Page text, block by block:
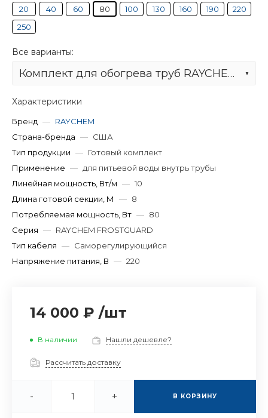
20 40 60 80 100 130 160 190
220
250
Все варианты:
Комплект для обогрева труб RAYCHEM FROSTGUARD-8M
Характеристики
Бренд — RAYCHEM
Страна-бренда — США
Тип продукции — Готовый комплект
Применение — для питьевой воды внутрь трубы
Линейная мощность, Вт/м — 10
Длина готовой секции, М
— 8
Потребляемая мощность, Вт — 80
Серия — RAYCHEM FROSTGUARD
Тип кабеля — Саморегулирующийся
Напряжение питания, В — 220
14 000 ₽ /шт
В наличии Нашли дешевле?
Рассчитать доставку
- + В КОРЗИНУ